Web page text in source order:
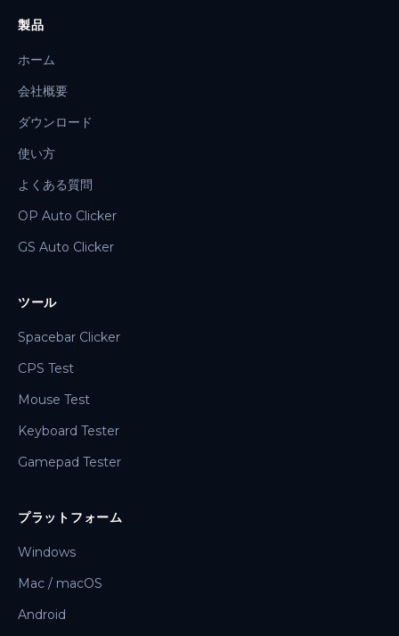
製品
ホーム
会社概要
ダウンロード
使い方
よくある質問
OP Auto Clicker
GS Auto Clicker
ツール
Spacebar Clicker
CPS Test
Mouse Test
Keyboard Tester
Gamepad Tester
プラットフォーム
Windows
Mac / macOS
Android